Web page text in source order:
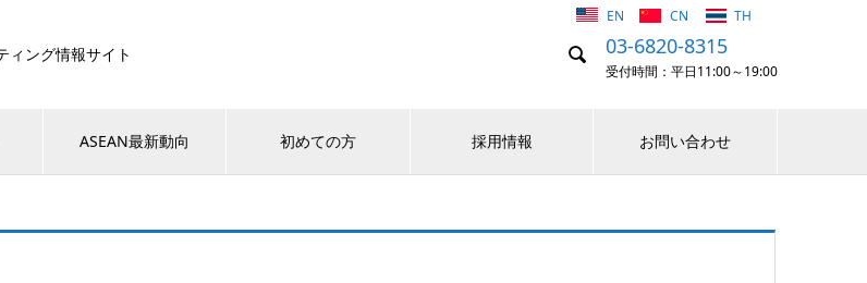
ィング情報サイト  03-6820-8315
受付時間：平日11:00～19:00
EN CN TH
ASEAN最新動向 初めての方 採用情報 お問い合わせ